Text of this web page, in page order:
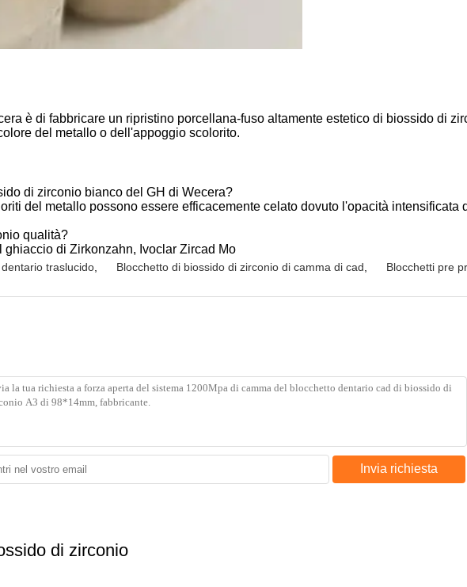
è di fabbricare un ripristino porcellana-fuso altamente estetico di biossido di
del metallo o dell'appoggio scolorito.
di zirconio bianco del GH di Wecera?
del metallo possono essere efficacemente celato dovuto l'opacità intensificata
qualità?
ghiaccio di Zirkonzahn, Ivoclar Zircad Mo
traslucido Blocchetto di biossido di zirconio di camma di cad Blocchetti pre
Invia richiesta
di zirconio